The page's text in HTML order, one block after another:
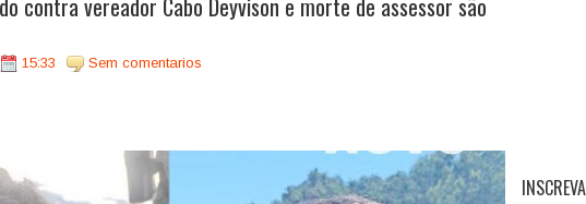
15:33 Sem comentarios